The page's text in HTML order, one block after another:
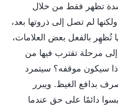
تظهر فقط من خلال
لم تصل إلى ذروتها بعد،
تُظهِر بالفعل بعض العلامات،
مرحلة تقترب فيها من
سيكون موقفه؟ سيتمرد
بدافع الغيظ. ويبرر
دائمًا على حق عندما